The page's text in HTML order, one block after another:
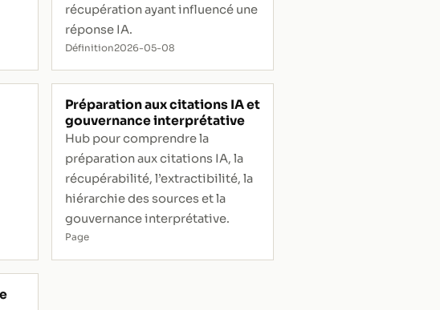
récupération ayant influencé une
réponse IA.
Définition2026-05-08
Préparation aux citations IA et
gouvernance interprétative
Hub pour comprendre la
préparation aux citations IA, la
récupérabilité, l’extractibilité, la
hiérarchie des sources et la
gouvernance interprétative.
Page